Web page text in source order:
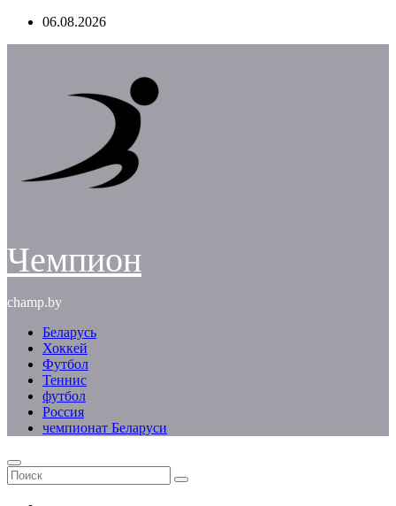
Перейти06.08.2026
Чемпион
champ.by
Беларусь
Хоккей
Футбол
Теннис
футбол
Россия
чемпионат Беларуси